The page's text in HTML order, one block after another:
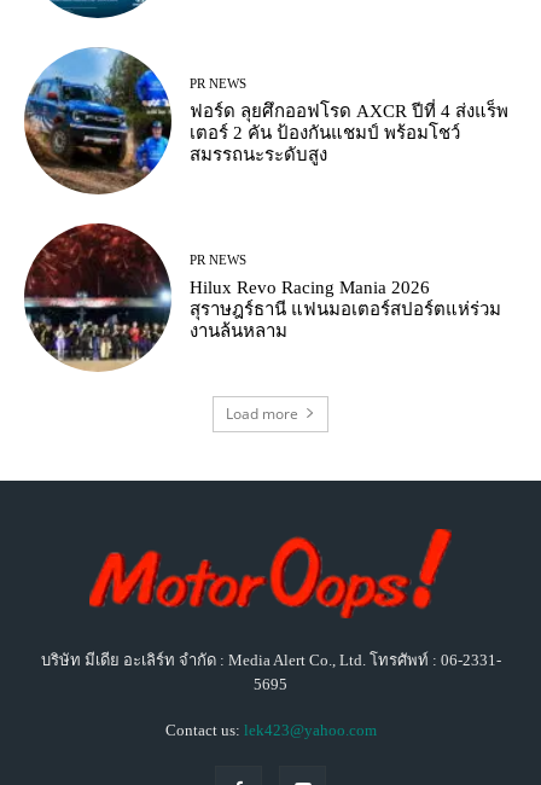
PR NEWS
ฟอร์ด ลุยศึกออฟโรด AXCR ปีที่ 4 ส่งแร็พ
เตอร์ 2 คัน ป้องกันแชมป์ พร้อมโชว์
สมรรถนะระดับสูง
PR NEWS
Hilux Revo Racing Mania 2026
สุราษฎร์ธานี แฟนมอเตอร์สปอร์ตแห่ร่วม
งานล้นหลาม
Load more
บริษัท มีเดีย อะเลิร์ท จำกัด : Media Alert Co., Ltd. โทรศัพท์ : 06-2331-
5695
Contact us: lek423@yahoo.com